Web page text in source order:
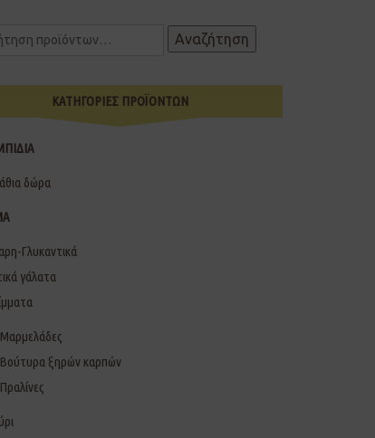
Αναζήτηση
ΚΑΤΗΓΟΡΙΕΣ ΠΡΟΪΟΝΤΩΝ
δώρα
Γλυκαντικά
γάλατα
Μαρμελάδες
Βούτυρα ξηρών καρπών
Πραλίνες